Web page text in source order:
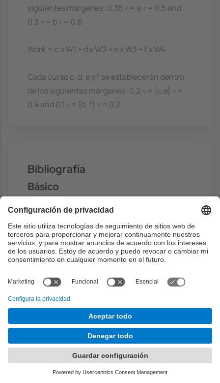
siguientes márgenes: 0,35 <= a <= 0,5 and
0,3 <= b <= 0,6
Work = c x W1 + d x W2 + e x W3 + f x W4
Cada curso c, d, e y f se establecerán dentro
de los siguientes márgenes: 0,2 <= {c,e} <=
0,4 and 0,1 <= {d, f} <= 0,2
Bibliografía
Básico
learning - Bishop, C.M, Springer, 2006.
ISBN: 0387310738
https://discovery.upc.edu/discovery/fulldi
splay?
t=L&vid=34CSUC_UPC:VU1&lang=ca
Pattern classification
P.E.; Stork, D.G, John Wiley & Sons, 2001.
ISBN: 0471056693
https://discovery.upc.edu/discovery/fulldi
docid=alma991002131619706711&context